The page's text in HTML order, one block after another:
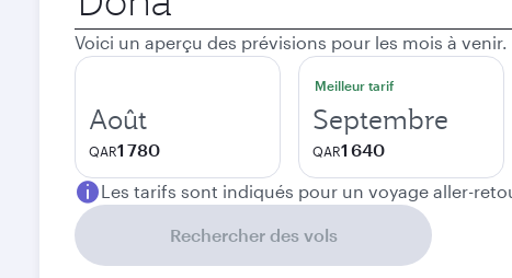
de
départ
Voici un aperçu des prévisions pour les mois à venir.
Août
QAR1 780
Meilleur tarif
Septembre
QAR1 640
Les tarifs sont indiqués pour un voyage aller-
Rechercher des vols